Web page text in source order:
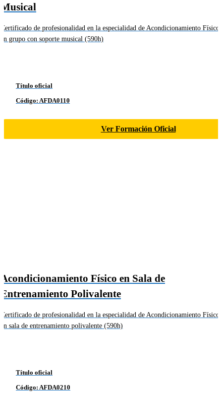
Musical
Certificado de profesionalidad en la especialidad de Acondicionamiento Físico
en grupo con soporte musical (590h)
Título oficial
Código: AFDA0110
Ver Formación Oficial
Acondicionamiento Físico en Sala de
Entrenamiento Polivalente
Certificado de profesionalidad en la especialidad de Acondicionamiento Físico
en sala de entrenamiento polivalente (590h)
Título oficial
Código: AFDA0210